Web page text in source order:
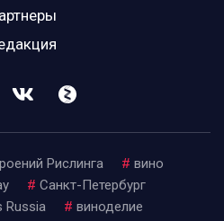
Рислинга # вино
# Санкт-Петербург
Russia # виноделие